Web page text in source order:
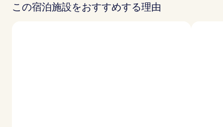
この宿泊施設をおすすめする理由